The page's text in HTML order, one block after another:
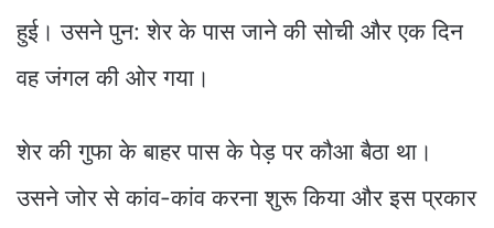
हुई। उसने पुन: शेर के पास जाने की सोची और एक दिन
वह जंगल की ओर गया।
शेर की गुफा के बाहर पास के पेड़ पर कौआ बैठा था।
उसने जोर से कांव-कांव करना शुरू किया और इस प्रकार